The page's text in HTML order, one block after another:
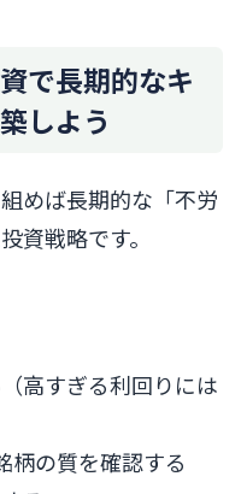
で長期的なキ
しよう
めば長期的な「不労
資戦略です。
高すぎる利回りには
柄の質を確認する